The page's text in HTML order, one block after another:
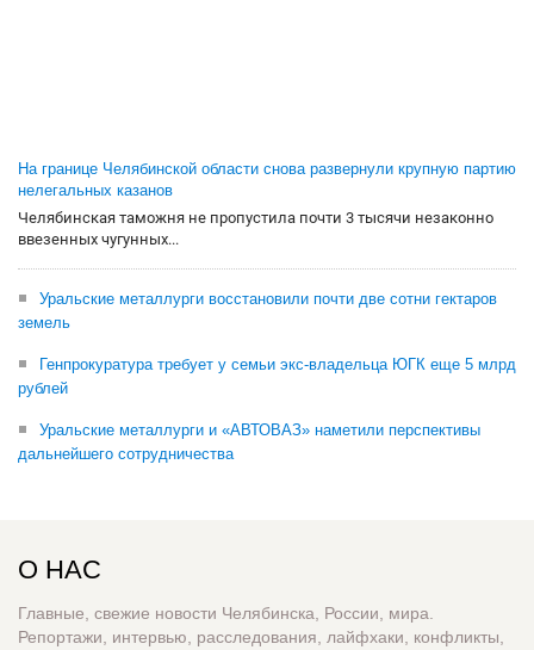
На границе Челябинской области снова развернули крупную партию
нелегальных казанов
Челябинская таможня не пропустила почти 3 тысячи незаконно
ввезенных чугунных...
Уральские металлурги восстановили почти две сотни гектаров
земель
Генпрокуратура требует у семьи экс-владельца ЮГК еще 5 млрд
рублей
Уральские металлурги и «АВТОВАЗ» наметили перспективы
дальнейшего сотрудничества
О НАС
Главные, свежие новости Челябинска, России, мира.
Репортажи, интервью, расследования, лайфхаки, конфликты,